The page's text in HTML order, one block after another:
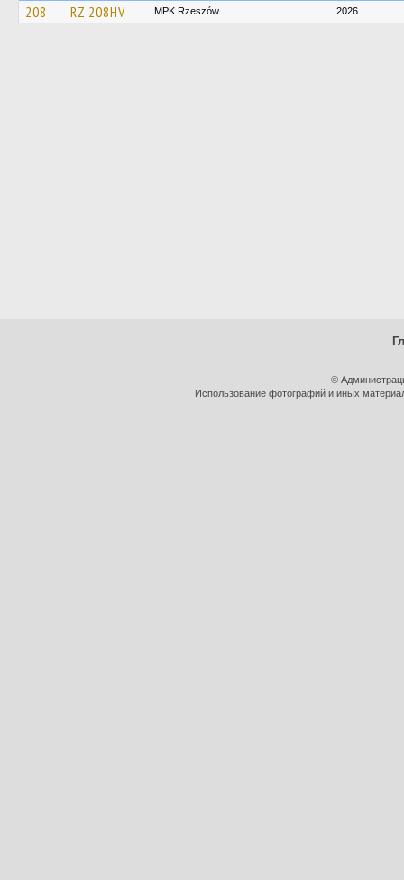
208 RZ 208HV MPK Rzeszów 2026
©
Использование фотографий и иных